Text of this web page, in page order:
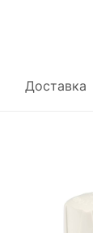
Доставка